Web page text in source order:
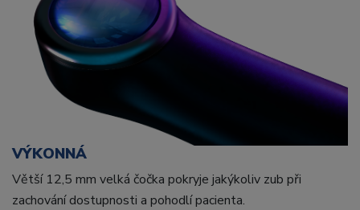
VÝKONNÁ
Větší 12,5 mm velká čočka pokryje jakýkoliv zub při
zachování dostupnosti a pohodlí pacienta.